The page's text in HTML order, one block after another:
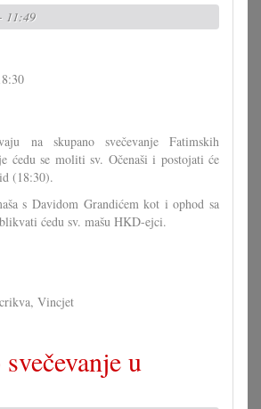
11:49
na skupano svečevanje Fatimskih
ćedu se moliti sv. Očenaši i postojati će
(18:30).
s Davidom Grandićem kot i ophod sa
ćedu sv. mašu HKD-ejci.
Vincjet
u